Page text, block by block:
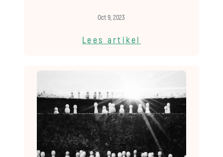
Oct 9, 2023
Lees artikel